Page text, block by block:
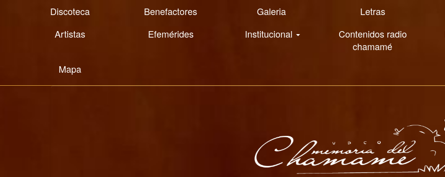
Discoteca Benefactores Galeria Letras
Artistas
Efemérides Institucional
Contenidos radio
chamamé
Mapa